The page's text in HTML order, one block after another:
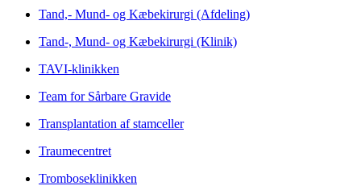
Tand,- Mund- og Kæbekirurgi (Afdeling)
Tand-, Mund- og Kæbekirurgi (Klinik)
TAVI-klinikken
Team for Sårbare Gravide
Transplantation af stamceller
Traumecentret
Tromboseklinikken